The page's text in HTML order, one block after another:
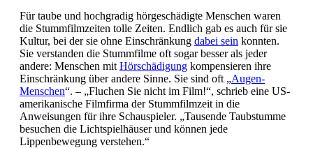
Für taube und hochgradig hörgeschädigte Menschen waren
die Stummfilmzeiten tolle Zeiten. Endlich gab es auch für sie
Kultur, bei der sie ohne Einschränkung dabei sein konnten.
Sie verstanden die Stummfilme oft sogar besser als jeder
andere: Menschen mit Hörschädigung kompensieren ihre
Einschränkung über andere Sinne. Sie sind oft „Augen-
Menschen“. – „Fluchen Sie nicht im Film!“, schrieb eine US-
amerikanische Filmfirma der Stummfilmzeit in die
Anweisungen für ihre Schauspieler. „Tausende Taubstumme
besuchen die Lichtspielhäuser und können jede
Lippenbewegung verstehen.“